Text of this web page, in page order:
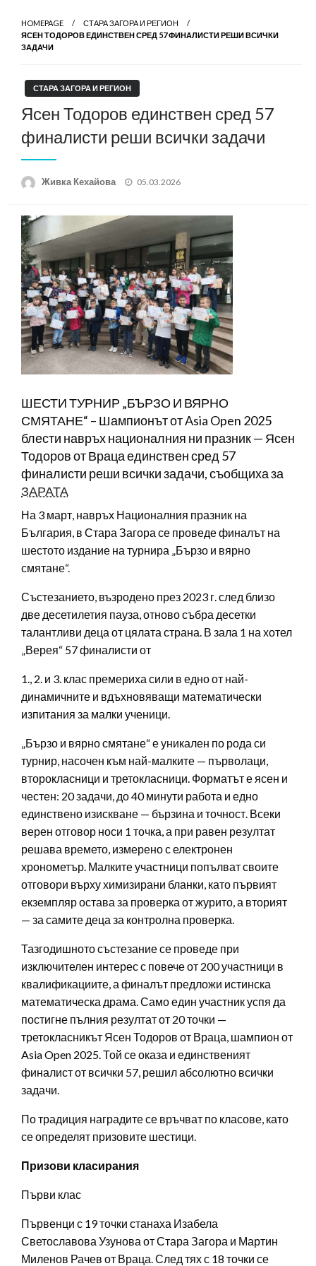
HOMEPAGE
СТАРА ЗАГОРА И РЕГИОН
ЯСЕН ТОДОРОВ ЕДИНСТВЕН СРЕД 57 ФИНАЛИСТИ РЕШИ ВСИЧКИ
ЗАДАЧИ
СТАРА ЗАГОРА И РЕГИОН
Ясен Тодоров единствен сред 57
финалисти реши всички задачи
Живка Кехайова
Posted
05.03.2026
ШЕСТИ ТУРНИР „БЪРЗО И ВЯРНО
СМЯТАНЕ“ – Шампионът от Asia Open 2025
блести навръх националния ни празник — Ясен
Тодоров от Враца единствен сред 57
финалисти реши всички задачи, съобщиха за
ЗАРАТА
На 3 март, навръх Националния празник на
България, в Стара Загора се проведе финалът на
шестото издание на турнира „Бързо и вярно
смятане“.
Състезанието, възродено през 2023 г. след близо
две десетилетия пауза, отново събра десетки
талантливи деца от цялата страна. В зала 1 на хотел
„Верея“ 57 финалисти от
1., 2. и 3. клас премериха сили в едно от най-
динамичните и вдъхновяващи математически
изпитания за малки ученици.
„Бързо и вярно смятане“ е уникален по рода си
турнир, насочен към най-малките — първолаци,
второкласници и третокласници. Форматът е ясен и
честен: 20 задачи, до 40 минути работа и едно
единствено изискване — бързина и точност. Всеки
верен отговор носи 1 точка, а при равен резултат
решава времето, измерено с електронен
хронометър. Малките участници попълват своите
отговори върху химизирани бланки, като първият
екземпляр остава за проверка от журито, а вторият
— за самите деца за контролна проверка.
Тазгодишното състезание се проведе при
изключителен интерес с повече от 200 участници в
квалификациите, а финалът предложи истинска
математическа драма. Само един участник успя да
постигне пълния резултат от 20 точки —
третокласникът Ясен Тодоров от Враца, шампион от
Asia Open 2025. Той се оказа и единственият
финалист от всички 57, решил абсолютно всички
задачи.
По традиция наградите се връчват по класове, като
се определят призовите шестици.
Призови класирания
Първи клас
Първенци с 19 точки станаха Изабела
Светославова Узунова от Стара Загора и Мартин
Миленов Рачев от Враца. След тях с 18 точки се